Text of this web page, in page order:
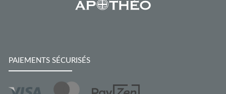
PAIEMENTS SÉCURISÉS